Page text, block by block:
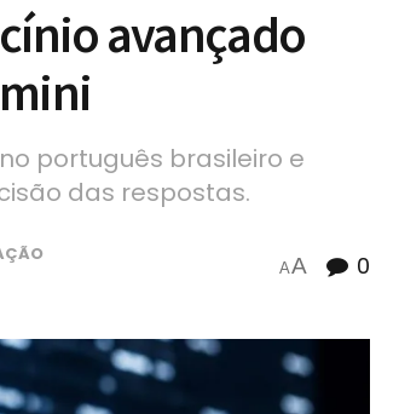
avançado
português brasileiro e
das respostas.
AA 0